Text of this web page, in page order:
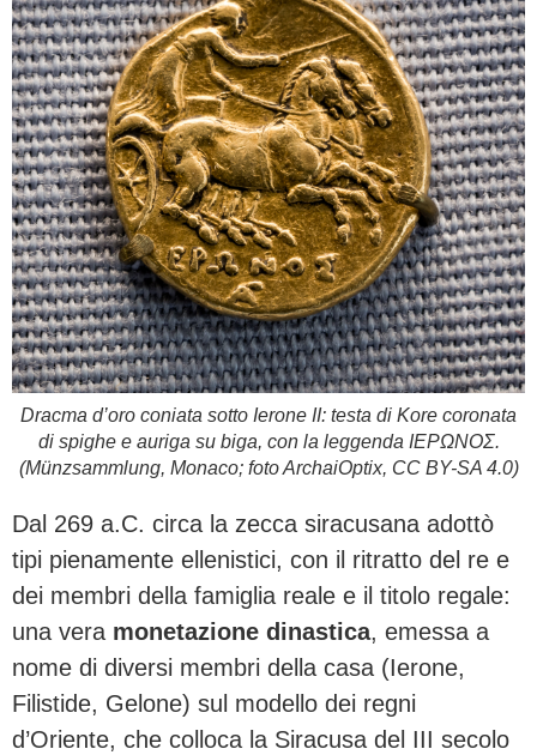
Dracma d’oro coniata sotto Ierone II: testa di Kore coronata
di spighe e auriga su biga, con la leggenda ΙΕΡΩΝΟΣ.
(Münzsammlung, Monaco; foto ArchaiOptix, CC BY-SA 4.0)
Dal 269 a.C. circa la zecca siracusana adottò
tipi pienamente ellenistici, con il ritratto del re e
dei membri della famiglia reale e il titolo regale:
una vera monetazione dinastica, emessa a
nome di diversi membri della casa (Ierone,
Filistide, Gelone) sul modello dei regni
d’Oriente, che colloca la Siracusa del III secolo